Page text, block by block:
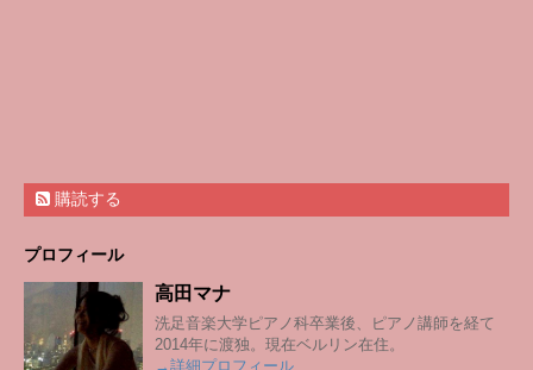
購読する
プロフィール
高田マナ
洗足音楽大学ピアノ科卒業後、ピアノ講師を経て
2014年に渡独。現在ベルリン在住。
→詳細プロフィール